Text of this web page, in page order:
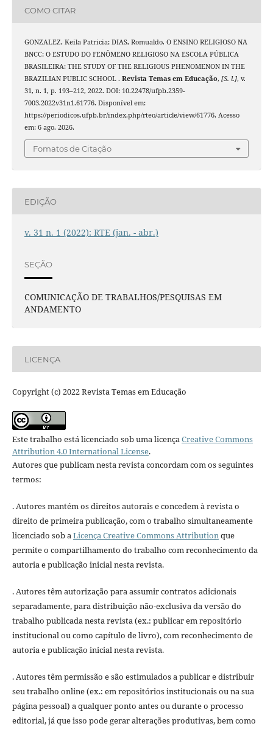
COMO CITAR
GONZALEZ, Keila Patricia; DIAS, Romualdo. O ENSINO RELIGIOSO NA
BNCC: O ESTUDO DO FENÔMENO RELIGIOSO NA ESCOLA PÚBLICA
BRASILEIRA: THE STUDY OF THE RELIGIOUS PHENOMENON IN THE
BRAZILIAN PUBLIC SCHOOL . Revista Temas em Educação, [S. l.], v.
31, n. 1, p. 193–212, 2022. DOI: 10.22478/ufpb.2359-
7003.2022v31n1.61776. Disponível em:
https://periodicos.ufpb.br/index.php/rteo/article/view/61776. Acesso
em: 6 ago. 2026.
Fomatos de Citação
EDIÇÃO
v. 31 n. 1 (2022): RTE (jan. - abr.)
SEÇÃO
COMUNICAÇÃO DE TRABALHOS/PESQUISAS EM
ANDAMENTO
LICENÇA
Copyright (c) 2022 Revista Temas em Educação
Este trabalho está licenciado sob uma licençaCreative Commons
Attribution 4.0 International License.
Autores que publicam nesta revista concordam com os seguintes
termos:
. Autores mantém os direitos autorais e concedem à revista o
direito de primeira publicação, com o trabalho simultaneamente
licenciado sob aLicença Creative Commons Attributionque
permite o compartilhamento do trabalho com reconhecimento da
autoria e publicação inicial nesta revista.
. Autores têm autorização para assumir contratos adicionais
separadamente, para distribuição não-exclusiva da versão do
trabalho publicada nesta revista (ex.: publicar em repositório
institucional ou como capítulo de livro), com reconhecimento de
autoria e publicação inicial nesta revista.
. Autores têm permissão e são estimulados a publicar e distribuir
seu trabalho online (ex.: em repositórios institucionais ou na sua
página pessoal) a qualquer ponto antes ou durante o processo
editorial, já que isso pode gerar alterações produtivas, bem como